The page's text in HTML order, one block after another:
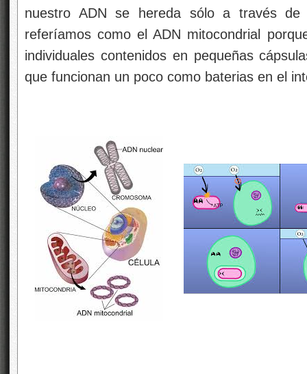
nuestro ADN se hereda sólo a través
referíamos como el ADN mitocondrial
individuales contenidos en pequeñas
que funcionan un poco como baterias en el